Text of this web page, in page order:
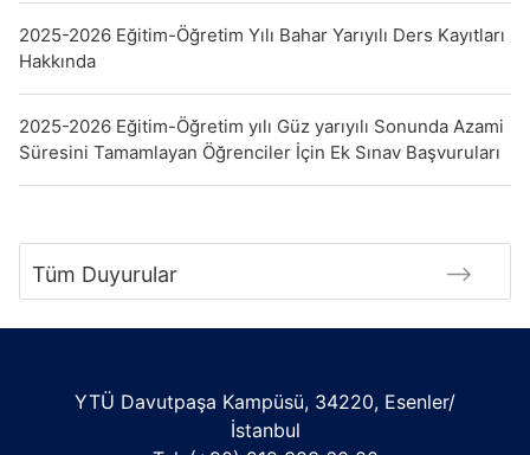
2025-2026 Eğitim-Öğretim Yılı Bahar Yarıyılı Ders Kayıtları
Hakkında
2025-2026 Eğitim-Öğretim yılı Güz yarıyılı Sonunda Azami
Süresini Tamamlayan Öğrenciler İçin Ek Sınav Başvuruları
Tüm Duyurular
YTÜ Davutpaşa Kampüsü, 34220, Esenler/
İstanbul